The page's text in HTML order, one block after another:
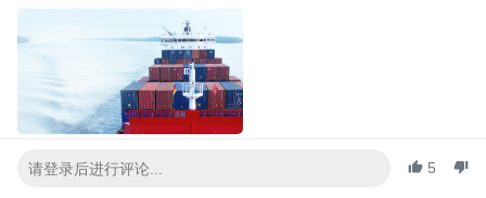
分析指出，关税政策的不确定性是导致托运人紧急“刹
5